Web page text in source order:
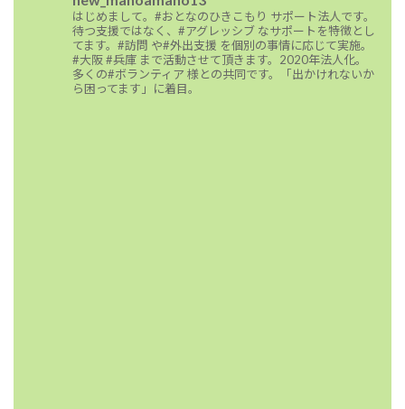
はじめまして。#おとなのひきこもり サポート法人です。
待つ支援ではなく、#アグレッシブ なサポートを特徴とし
てます。#訪問 や#外出支援 を個別の事情に応じて実施。
#大阪 #兵庫 まで活動させて頂きます。2020年法人化。
多くの#ボランティア 様との共同です。「出かけれないか
ら困ってます」に着目。